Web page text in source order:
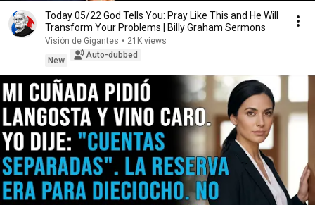
Today 05/22 God Tells You: Pray Like This and He Will
Transform Your Problems | Billy Graham Sermons
Visión de Gigantes • 21K views
New
Auto-dubbed